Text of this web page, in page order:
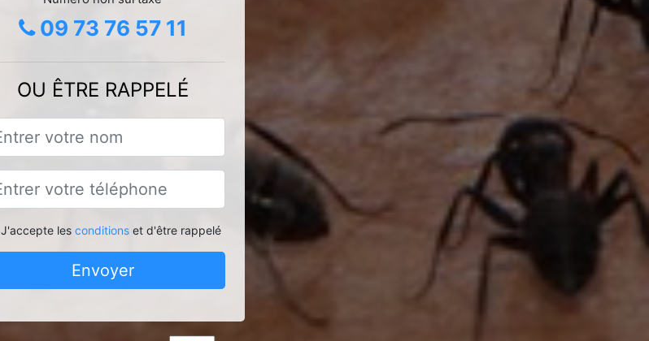
09 73 76 57 11
OU ÊTRE RAPPELÉ
J'accepte les conditionset d'être rappelé
Envoyer